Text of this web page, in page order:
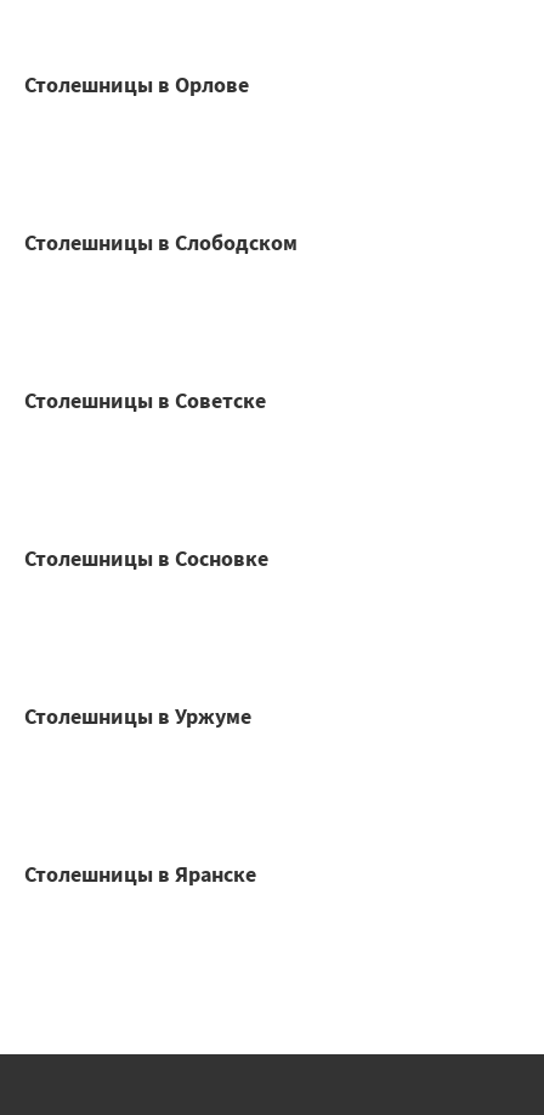
Столешницы в Орлове
Столешницы в Слободском
Столешницы в Советске
Столешницы в Сосновке
Столешницы в Уржуме
Столешницы в Яранске